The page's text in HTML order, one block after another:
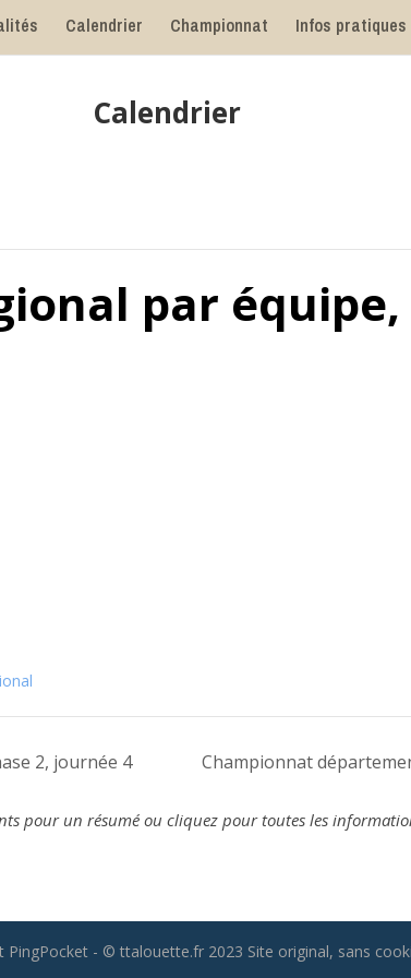
Calendrier Championnat Infos pratiques
Calendrier
par équipe,
2, journée 4 Championnat
pour un résumé ou cliquez pour toutes les
- © ttalouette.fr 2023 Site original, sans